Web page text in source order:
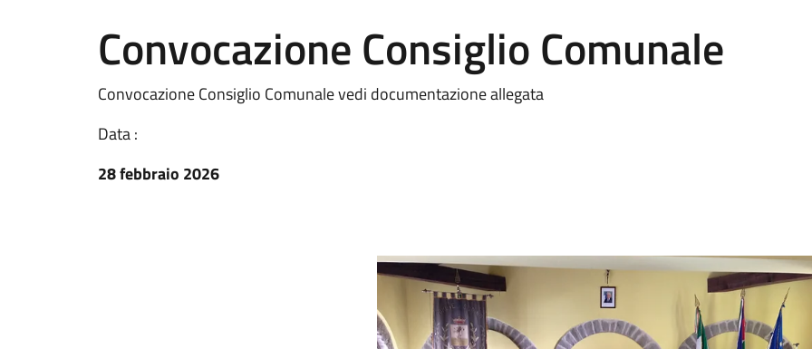
Convocazione Consiglio Comunale
Convocazione Consiglio Comunale vedi documentazione allegata
Data :
28 febbraio 2026